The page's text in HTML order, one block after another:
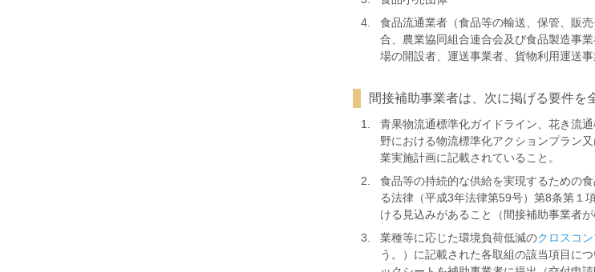
食品流通業者（食品等の輸送、保管、販
合、農業協同組合連合会及び食品製造事
場の開設者、運送事業者、貨物利用運送
間接補助事業者は、次に掲げる要件を
青果物流通標準化ガイドライン、花き流
野における物流標準化アクションプラン
業実施計画に記載されていること。
食品等の持続的な供給を実現するための
る法律（平成3年法律第59号）第8条第１
ける見込みがあること（間接補助事業者
業種等に応じた環境負荷低減のクロスコ
う。）に記載された各取組の該当項目に